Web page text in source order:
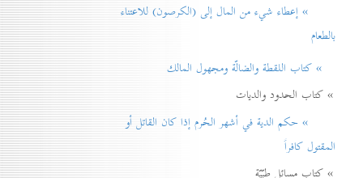
» إعطاء شيء من المال إلی (الكرصون) للاعتناء
بالطعام
» كتاب اللقطة والضالّة ومجهول المالك
» كتاب الحدود والديات
» حكم الدية في أشهر الحُرم إذا كان القاتل أو
المقتول كافراً
» كتاب مسائل طبّيّة